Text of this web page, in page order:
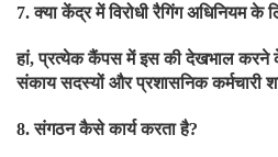
7.क्या केंद्र में विरोधी रैगिंग अधिनियम के
हां,प्रत्येक कैंपस में इस की देखभाल करने
संकाय सदस्यों और प्रशासनिक कर्मचारी
8.संगठन कैसे कार्य करता है?